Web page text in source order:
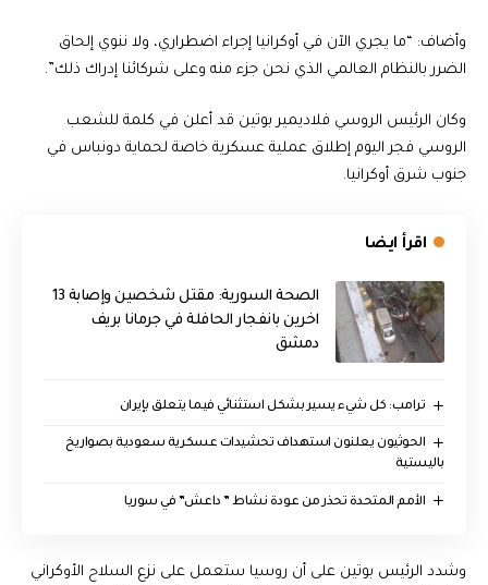
وأضاف: “ما يجري الآن في أوكرانيا إجراء اضطراري، ولا ننوي إلحاق
الضرر بالنظام العالمي الذي نحن جزء منه وعلى شركائنا إدراك ذلك”.
وكان الرئيس الروسي فلاديمير بوتين قد أعلن في كلمة للشعب
الروسي فجر اليوم إطلاق عملية عسكرية خاصة لحماية دونباس في
جنوب شرق أوكرانيا.
اقرأ ايضا
الصحة السورية: مقتل شخصين وإصابة 13
اخرين بانفجار الحافلة في جرمانا بريف
دمشق
ترامب: كل شيء يسير بشكل استثنائي فيما يتعلق بإيران
الحوثيون يعلنون استهداف تحشيدات عسكرية سعودية بصواريخ
باليستية
الأمم المتحدة تحذر من عودة نشاط ” داعش” في سوريا
وشدد الرئيس بوتين على أن روسيا ستعمل على نزع السلاح الأوكراني